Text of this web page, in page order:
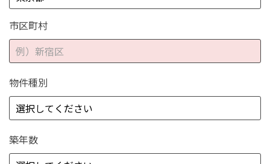
市区町村
物件種別
築年数